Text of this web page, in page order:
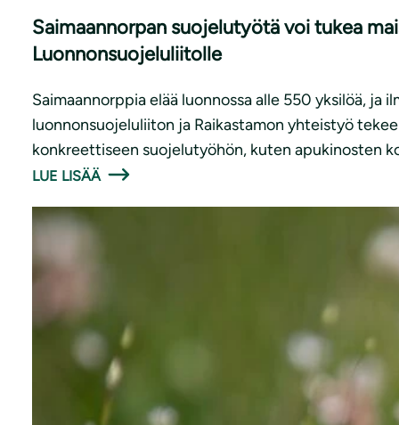
Saimaannorpan suojelutyötä voi tukea
Luonnonsuojeluliitolle
Saimaannorppia elää luonnossa alle 550 yksilöä,
luonnonsuojeluliiton ja Raikastamon yhteistyö
konkreettiseen suojelutyöhön, kuten apukinosten
LUE LISÄÄ